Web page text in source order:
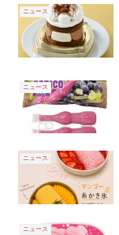
ニュース
ニュース
ニュース
ニュース